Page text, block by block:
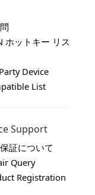
ホットキー リス
Device
List
Support
証について
Query
Registration